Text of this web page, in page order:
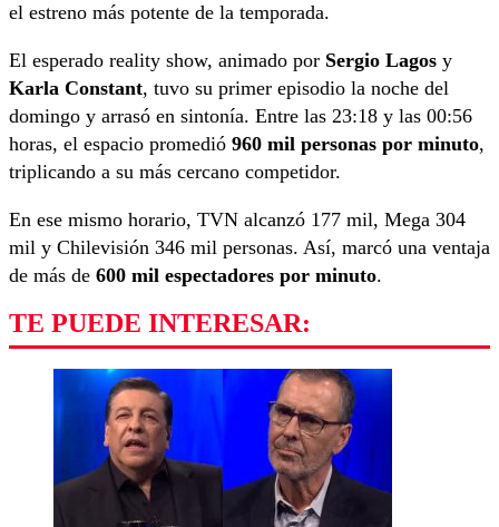
el estreno más potente de la temporada.
El esperado reality show, animado por Sergio Lagos y
Karla Constant, tuvo su primer episodio la noche del
domingo y arrasó en sintonía. Entre las 23:18 y las 00:56
horas, el espacio promedió 960 mil personas por minuto,
triplicando a su más cercano competidor.
En ese mismo horario, TVN alcanzó 177 mil, Mega 304
mil y Chilevisión 346 mil personas. Así, marcó una ventaja
de más de 600 mil espectadores por minuto.
TE PUEDE INTERESAR: